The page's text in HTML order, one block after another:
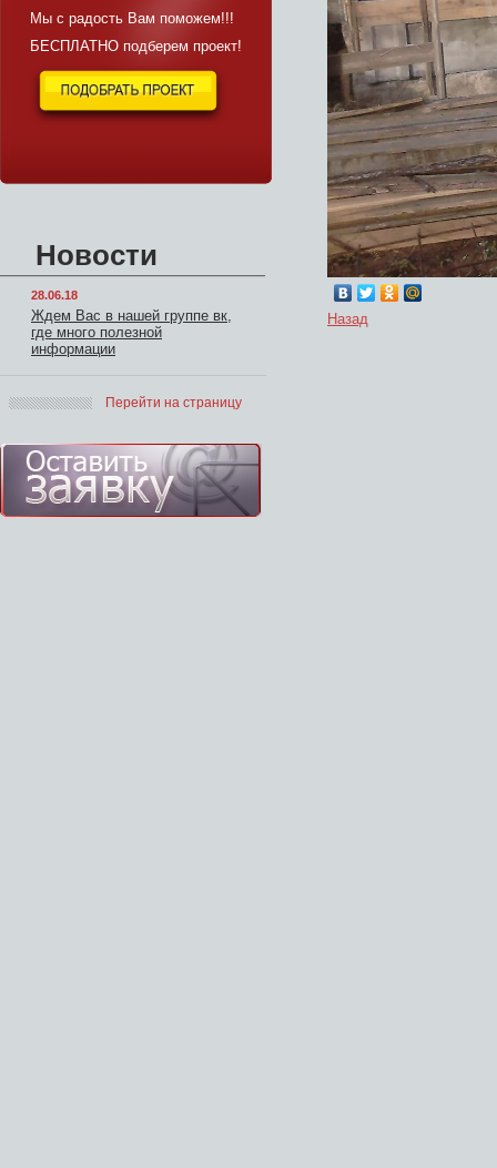
Мы с радость Вам поможем!!!
БЕСПЛАТНО подберем проект!
Новости
28.06.18
Ждем Вас в нашей группе вк,
где много полезной
информации
Перейти на страницу
Назад